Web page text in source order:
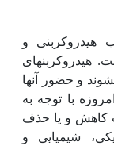
هیدروکربنی و
هیدروکربن‏های
و حضور آن‏ها
زیست نامطلوب می باشد (1). امروزه با توجه به
کاهش و یا حذف
شیمیایی و